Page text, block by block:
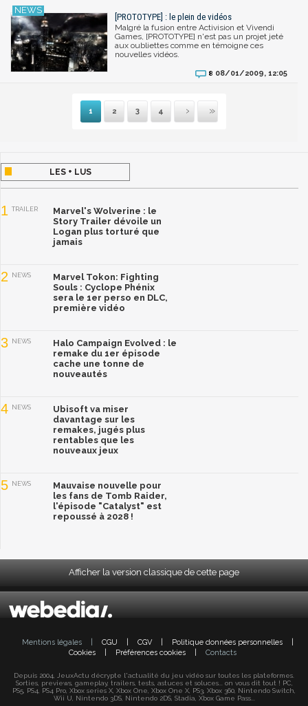
[PROTOTYPE] : le plein de vidéos
Malgré la fusion entre Activision et Vivendi
Games, [PROTOTYPE] n'est pas un projet jeté
aux oubliettes comme en témoigne ces
nouvelles vidéos.
8 08/01/2009, 12:05
1 2 3 4
Suivante
Dernière
LES + LUS
1 TRAILER
Marvel's Wolverine : le
Story Trailer dévoile un
Logan plus torturé que
jamais
2 NEWS
Marvel Tokon: Fighting
Souls : Cyclope Phénix
sera le 1er perso en DLC,
première vidéo
3 NEWS
Halo Campaign Evolved : le
remake du 1er épisode
cache une tonne de
nouveautés
4 NEWS
Ubisoft va miser
davantage sur les
remakes, jugés plus
rentables que les
nouveaux jeux
5 NEWS
Mauvaise nouvelle pour
les fans de Tomb Raider,
l'épisode "Catalyst" est
repoussé à 2028 !
Afficher la version classique de cette page
Mentions légales CGU CGV Politique données personnelles
Cookies
Préférences cookies Contacts
Depuis 2004, JeuxActu décrypte l'actualité du jeu vidéo sur toutes les plateformes.
Sorties, previews, gameplay, trailers, tests, astuces et soluces... on vous dit tout ! PC,
PS5, PS4, PS4 Pro, Xbox series X, Xbox One, Xbox One X, PS3, Xbox 360, Nintendo Switch,
Wii U, Nintendo 3DS, Nintendo 2DS, Stadia, Xbox Game Pass...